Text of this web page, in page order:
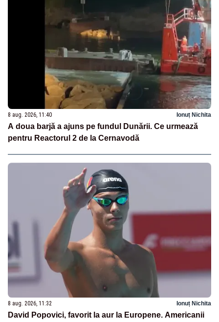
8 aug. 2026, 11:40 Ionuț Nichita
A doua barjă a ajuns pe fundul Dunării. Ce urmează
pentru Reactorul 2 de la Cernavodă
8 aug. 2026, 11:32 Ionuț Nichita
David Popovici, favorit la aur la Europene. Americanii